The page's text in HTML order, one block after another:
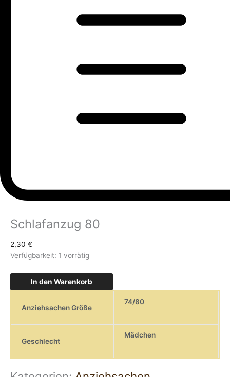
Schlafanzug 80
2,30 €
Verfügbarkeit: 1 vorrätig
In den Warenkorb
Anziehsachen Größe
74/80
Geschlecht
Mädchen